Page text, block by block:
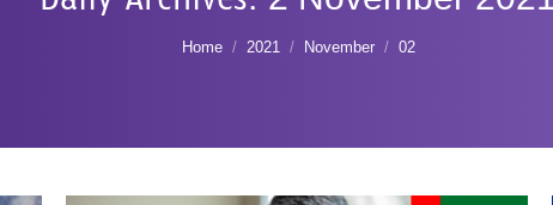
You are here:
Home 2021 November 02